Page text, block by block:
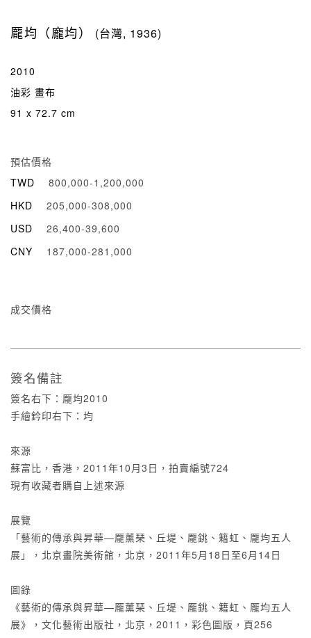
龎均（龐均） (台灣, 1936)
2010
油彩 畫布
91 x 72.7 cm
預估價格
TWD
800,000-1,200,000
HKD
205,000-308,000
USD
26,400-39,600
CNY
187,000-281,000
成交價格
簽名備註
簽名右下：龎均2010
手繪鈐印右下：均
來源
蘇富比，香港，2011年10月3日，拍賣編號724
現有收藏者購自上述來源
展覽
「藝術的傳承與昇華—龎薰琹、丘堤、龎銚、籍虹、龎均五人
展」，北京畫院美術館，北京，2011年5月18日至6月14日
圖錄
《藝術的傳承與昇華—龎薰琹、丘堤、龎銚、籍虹、龎均五人
展》，文化藝術出版社，北京，2011，彩色圖版，頁256